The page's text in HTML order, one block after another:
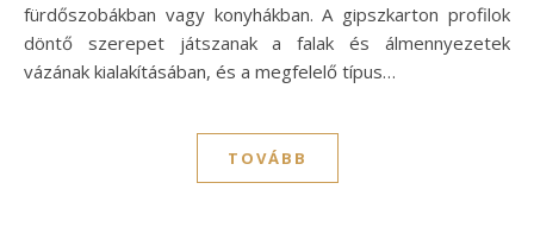
fürdőszobákban vagy konyhákban. A gipszkarton profilok
döntő szerepet játszanak a falak és álmennyezetek
vázának kialakításában, és a megfelelő típus…
TOVÁBB